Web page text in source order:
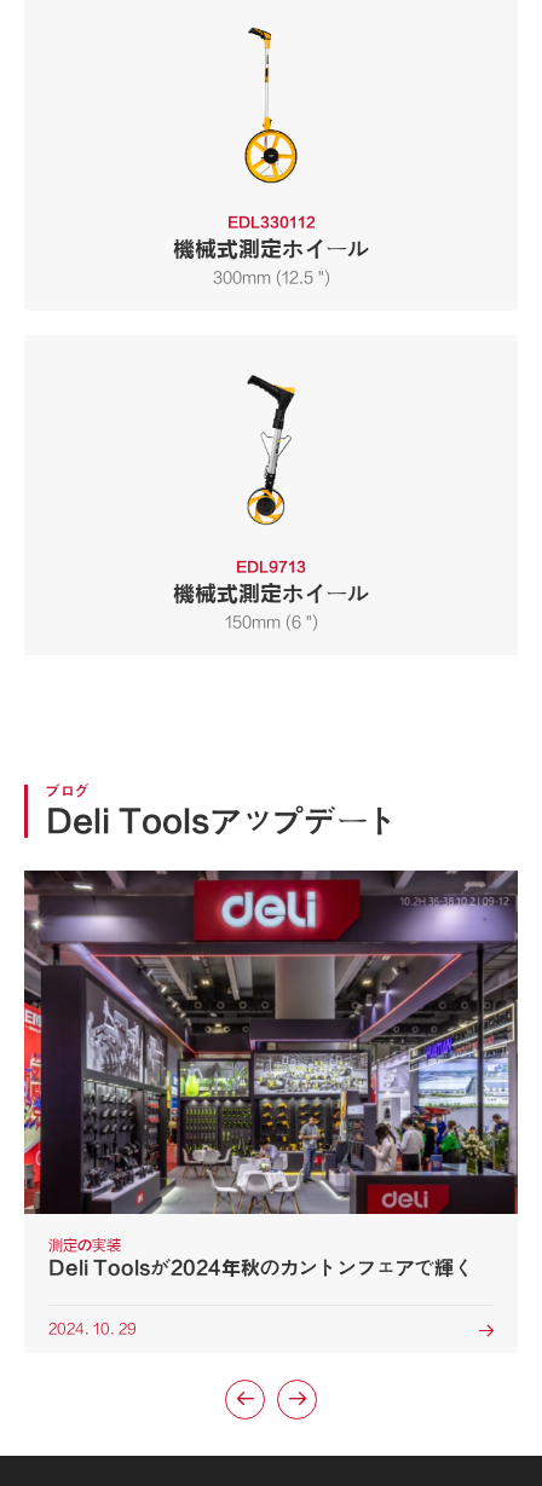
EDL330112
機械式測定ホイール
300mm (12.5 ")
EDL9713
機械式測定ホイール
150mm (6 ")
ブログ
Deli Toolsアップデート
測定の実装
Deli Toolsが2024年秋のカントンフェアで輝く
2024. 10. 29 
 